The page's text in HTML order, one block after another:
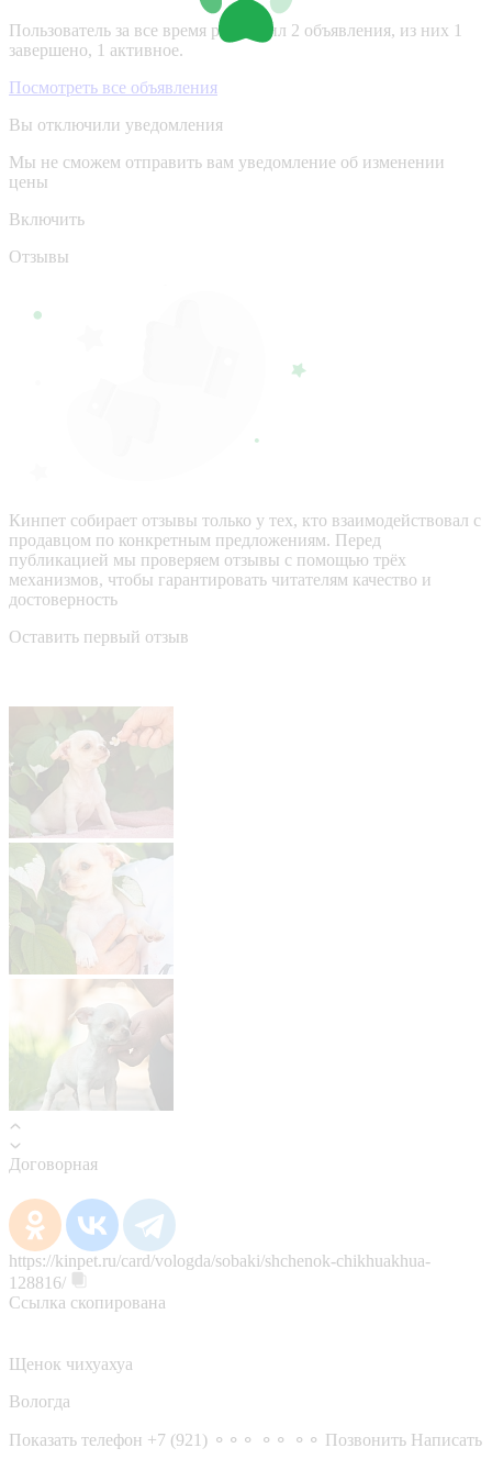
Пользователь за все время разместил 2 объявления, из них 1
завершено, 1 активное.
Посмотреть все объявления
Вы отключили уведомления
Мы не сможем отправить вам уведомление об изменении
цены
Включить
Отзывы
Кинпет собирает отзывы только у тех, кто взаимодействовал с
продавцом по конкретным предложениям. Перед
публикацией мы проверяем отзывы с помощью трёх
механизмов, чтобы гарантировать читателям качество и
достоверность
Оставить первый отзыв
Договорная
https://kinpet.ru/card/vologda/sobaki/shchenok-chikhuakhua-
128816/
Ссылка скопирована
Щенок чихуахуа
Вологда
Показать телефон +7 (921) ⚬⚬⚬ ⚬⚬ ⚬⚬ Позвонить Написать